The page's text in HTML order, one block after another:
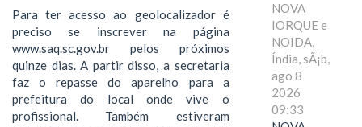
Para ter acesso ao geolocalizador é
preciso se inscrever na página
www.saq.sc.gov.br pelos próximos
quinze dias. A partir disso, a secretaria
faz o repasse do aparelho para a
prefeitura do local onde vive o
profissional. Também estiveram
NOVA
IORQUE e
NOIDA,
Índia, sÃ¡b,
ago 8
2026
09:33